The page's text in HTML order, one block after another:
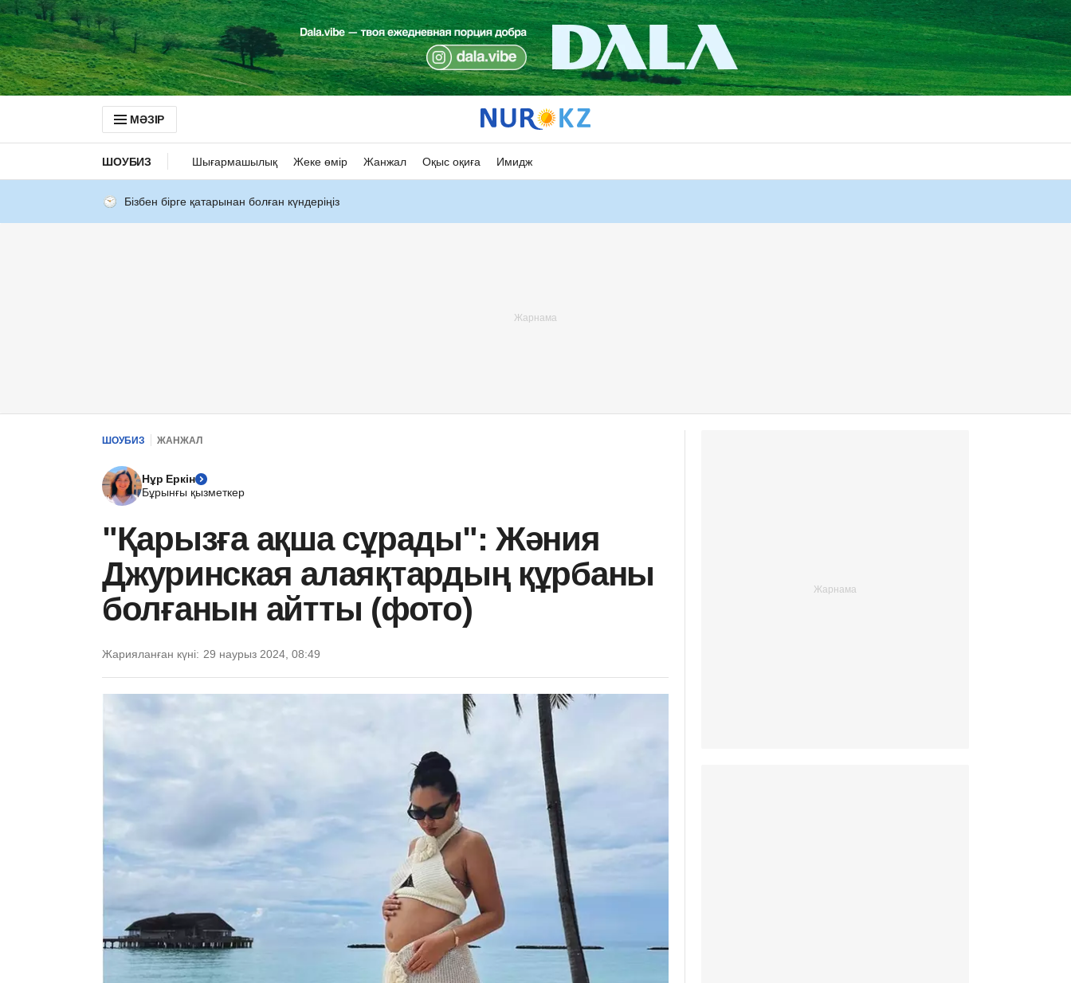
МӘЗІР
ШОУБИЗ Шығармашылық Жеке өмір Жанжал Оқыс оқиға Имидж
Бізбен бірге қатарынан болған күндеріңіз
ШОУБИЗ ЖАНЖАЛ
Нұр Еркін
Бұрынғы қызметкер
"Қарызға ақша сұрады": Жәния
Джуринская алаяқтардың құрбаны
болғанын айтты (фото)
Жарияланған күні: 29 наурыз 2024, 08:49